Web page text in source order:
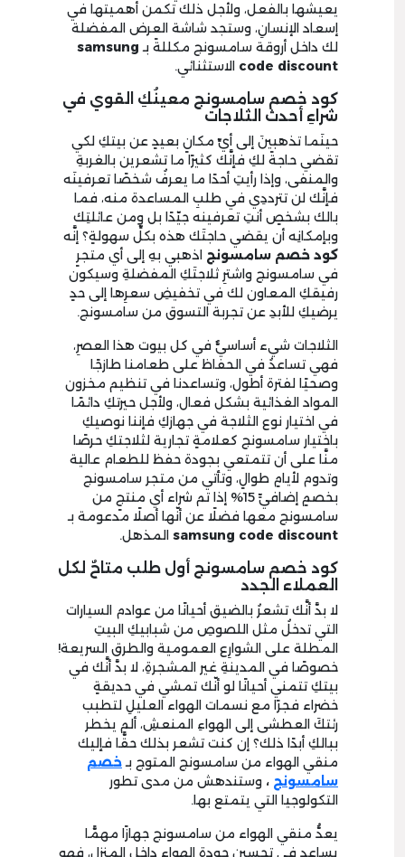
يعيشها بالفعل، ولأجل ذلك تكمن أهميتها في
إسعاد الإنسانِ، وستجد شاشة العرض المفضلة
لك داخل أروقة سامسونج مكللةً بـ samsung
code discount الاستثنائي.
كود خصم سامسونج معينُكِ القوي في
شراءِ أحدث الثلاجات
حينَما تذهبينَ إلى أيِّ مكانٍ بعيدٍ عن بيتكِ لكي
تقضي حاجةً لكِ فإنَّك كثيرًا ما تشعرين بالغربةِ
والمنفى، وإذا رأيتِ أحدًا ما يعرفُ شخصًا تعرفينَه
فإنَّك لن تترددِي في طلبِ المساعدة منه، فما
بالك بشخصٍ أنتِ تعرفينه جيّدًا بل ومن عائلتِك
وبإمكانِه أن يقضي حاجتَك هذه بكلِّ سهولةٍ؟ إنَّه
كود خصم سامسونج اذهبي بهِ إلى أي متجرٍ
في سامسونج واشترِ ثلاجتَكِ المفضلةِ وسيكون
رفيقكِ المعاون لك في تخفيضِ سعرِها إلى حدٍ
يرضيكِ للأبدِ عن تجربة التسوق من سامسونج.
الثلاجات شيء أساسيٌّ في كل بيوت هذا العصرِ،
فهي تساعدُ في الحفاظ على طعامنا طازجًا
وصحيًا لفترة أطول، وتساعدنا في تنظيم مخزون
المواد الغذائية بشكل فعال، ولأجل حيرتكِ دائمًا
في اختيار نوع الثلاجة في جهازكِ فإننا نوصيكِ
باختيار سامسونج كعلامةٍ تجارية لثلاجتكِ حرصًا
منَّا على أن تتمتعي بجودة حفظ للطعام عالية
وتدوم لأيامٍ طوالٍ، وتأتي من متجر سامسونج
بخصمٍ إضافيٍّ 15% إذا تم شراء أي منتجٍ من
سامسونج معها فضلًا عن أنّها أصلًا مدعومة بـ
samsung code discount المذهل.
كود خصم سامسونج أول طلب متاحٌ لكل
العملاء الجدد
لا بدَّ أنَّك تشعرُ بالضيق أحيانًا من عوادم السيارات
التي تدخلُ مثل اللصوصِ من شبابيكِ البيتِ
المطلة على الشوارِع العمومية والطرق السريعة!
خصوصًا في المدينةِ غير المشجرةِ، لا بدَّ أنَّك في
بيتكِ تتمني أحيانًا لو أنّك تمشي في حديقةٍ
خضراء فجرًا مع نسمات الهواء العليلِ لتطبب
رئتكَ العطشى إلى الهواءِ المنعشِ، ألم يخطر
ببالكِ أبدًا ذلك؟ إن كنت تشعر بذلك حقًّا فإليك
منقي الهواء من سامسونج المتوج بـخصم
سامسونج ، وستندهش من مدى تطور
التكولوجيا التي يتمتع بها.
يعدُّ منقي الهواء من سامسونج جهازًا مهمًّا
يساعد في تحسين جودة الهواء داخل المنزل، فهو